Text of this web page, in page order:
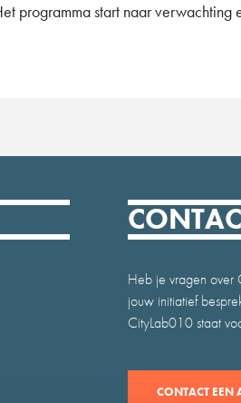
programma start naar verwachting
Heb je vragen over
jouw initiatief
CityLab010 staat
CONTACT EEN